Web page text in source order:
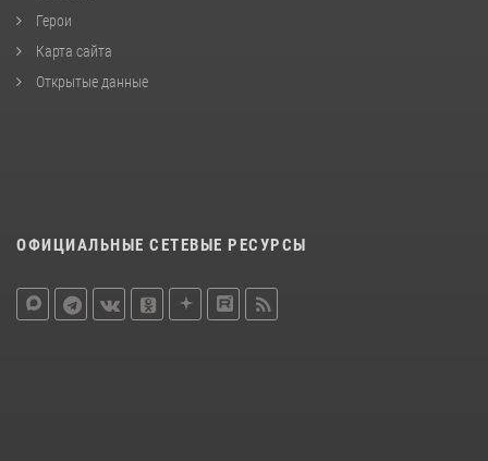
Герои
Карта сайта
Открытые данные
ОФИЦИАЛЬНЫЕ СЕТЕВЫЕ РЕСУРСЫ